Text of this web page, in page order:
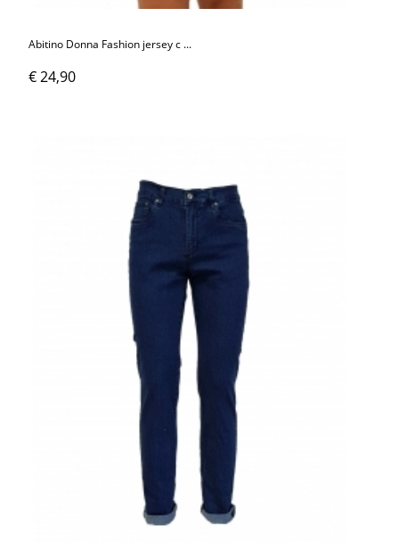
Abitino Donna Fashion jersey c ...
€ 24,90